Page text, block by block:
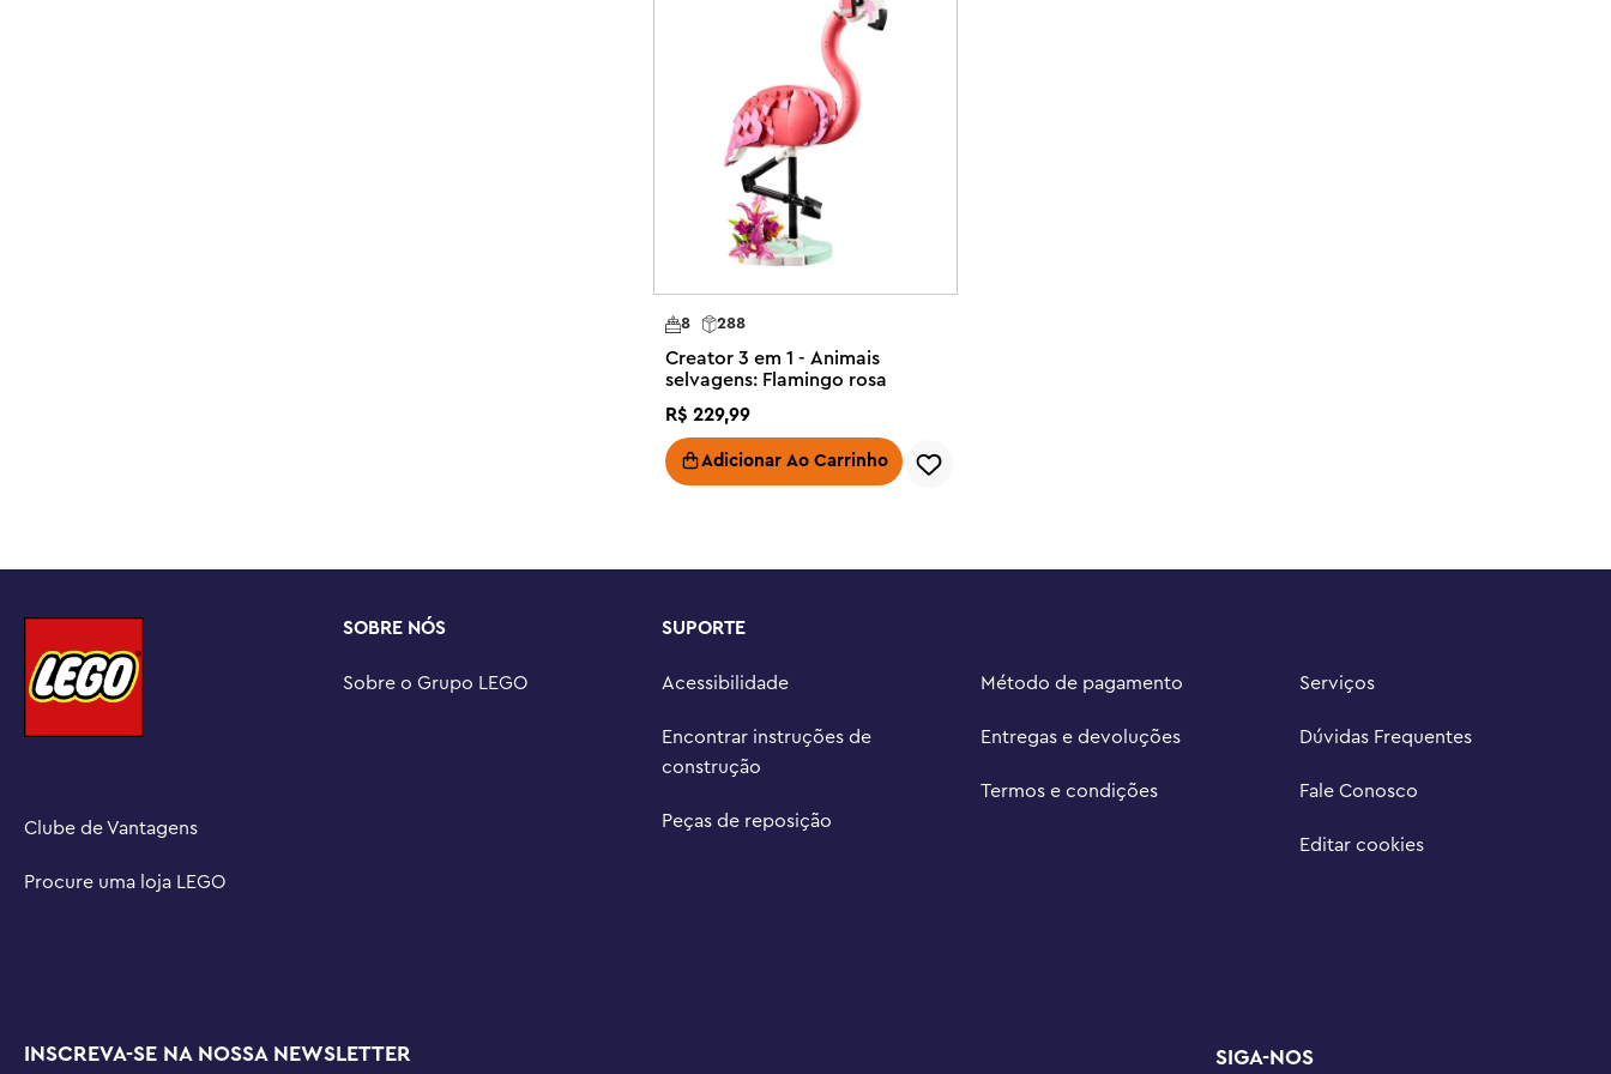
3 brinquedos de flores coloridas em uma caixa para crianças – O conjunto de construção
LEGO® Creator 3in1 Flowers in Watering Can permite que meninas e meninos com mais de
8 anos construam e reconstruam 3 modelos detalhados com o mesmo conjunto de peças
Brinquedo natural com infinitas opções de brincadeira – As crianças podem contar
histórias com um regador cheio de 3 flores e 3 borboletas, uma bota amarela cheia de 3
Brinquedo 3 em 1 com recursos interativos – Inclui flores com pétalas móveis e brinquedos
de borboletas em palitos transparentes que dão a impressão de que estão voando para
podem ser exibidos para adicionar cor a qualquer ambiente e para jovens criadores e seus
Presente de aniversário criativo para crianças a partir de 8 anos – Este brinquedo 3 em 1 é
Mais diversão 3 em 1 – Procure outros conjuntos LEGO® Creator 3 em 1 (vendidos
maiores paixões
medindo mais de 13 cm de altura, 12 cm de largura e 15 cm de profundidade
288
8
Creator 3 em 1 - Animais
selvagens: Flamingo rosa
R$ 229,99
Adicionar Ao Carrinho
Clube de Vantagens
Procure uma loja LEGO
SOBRE NÓS
Sobre o Grupo LEGO
SUPORTE
Acessibilidade
Encontrar instruções de
construção
Peças de reposição
Método de pagamento
Entregas e devoluções
Termos e condições
Serviços
Dúvidas Frequentes
Fale Conosco
Editar cookies
INSCREVA-SE NA NOSSA NEWSLETTER SIGA-NOS